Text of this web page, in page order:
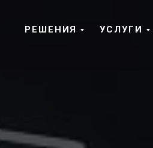
РЕШЕНИЯ УСЛУГИ